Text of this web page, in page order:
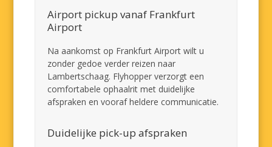
Airport pickup vanaf Frankfurt
Airport
Na aankomst op Frankfurt Airport wilt u
zonder gedoe verder reizen naar
Lambertschaag. Flyhopper verzorgt een
comfortabele ophaalrit met duidelijke
afspraken en vooraf heldere communicatie.
Duidelijke pick-up afspraken